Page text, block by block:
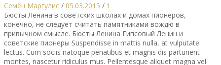
Семён Маргулис / 05.03.2015 / 1
Бюсты Ленина в советских школах и домах пионеров,
конечно, не следует считать памятниками вождю в
привычном смысле. Бюсты Ленина Гипсовый Ленин и
советские пионеры Suspendisse in mattis nulla, at vulputate
lectus. Cum sociis natoque penatibus et magnis dis parturient
montes, nascetur ridiculus mus. Pellentesque aliquet magna vel